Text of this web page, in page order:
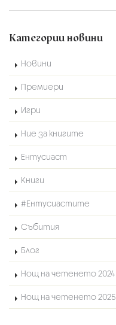
Категории новини
Новини
Премиери
Игри
Ние за книгите
Ентусиаст
Книги
#Ентусиастите
Събития
Блог
Нощ на четенето 2024
Нощ на четенето 2025